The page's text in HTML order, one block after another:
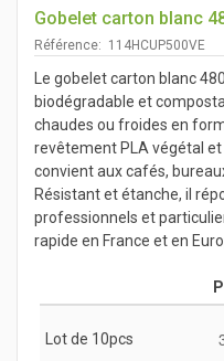
Gobelet carton blanc
Référence: 114HCUP500VE
Le gobelet carton blanc
biodégradable et
chaudes ou froides en
revêtement PLA végétal et
convient aux cafés,
Résistant et étanche, il
professionnels et
rapide en France et en
Lot de 10pcs